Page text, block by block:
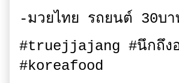
-มวยไทย รถยนต์ 30บ
#truejjajang #นึกถึงอ
#koreafood